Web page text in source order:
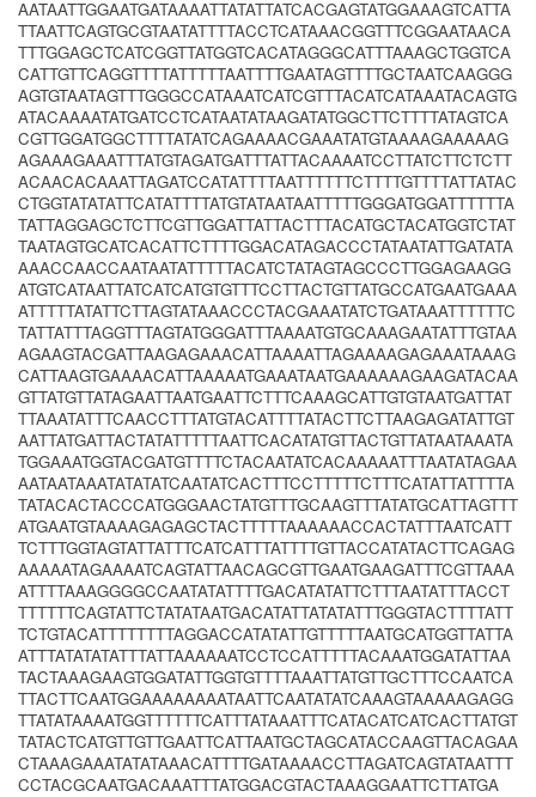
AATAATTGGAATGATAAAATTATATTATCACGAGTATGGAAAGTCATTA
TTAATTCAGTGCGTAATATTTTACCTCATAAACGGTTTCGGAATAACA
TTTGGAGCTCATCGGTTATGGTCACATAGGGCATTTAAAGCTGGTCA
CATTGTTCAGGTTTTATTTTTAATTTTGAATAGTTTTGCTAATCAAGGG
AGTGTAATAGTTTGGGCCATAAATCATCGTTTACATCATAAATACAGTG
ATACAAAATATGATCCTCATAATATAAGATATGGCTTCTTTTATAGTCA
CGTTGGATGGCTTTTATATCAGAAAACGAAATATGTAAAAGAAAAAG
AGAAAGAAATTTATGTAGATGATTTATTACAAAATCCTTATCTTCTCTT
ACAACACAAATTAGATCCATATTTTAATTTTTTCTTTTGTTTTATTATAC
CTGGTATATATTCATATTTTATGTATAATAATTTTTGGGATGGATTTTTTA
TATTAGGAGCTCTTCGTTGGATTATTACTTTACATGCTACATGGTCTAT
TAATAGTGCATCACATTCTTTTGGACATAGACCCTATAATATTGATATA
AAACCAACCAATAATATTTTTACATCTATAGTAGCCCTTGGAGAAGG
ATGTCATAATTATCATCATGTGTTTCCTTACTGTTATGCCATGAATGAAA
ATTTTTATATTCTTAGTATAAACCCTACGAAATATCTGATAAATTTTTTC
TATTATTTAGGTTTAGTATGGGATTTAAAATGTGCAAAGAATATTTGTAA
AGAAGTACGATTAAGAGAAACATTAAAATTAGAAAAGAGAAATAAAG
CATTAAGTGAAAACATTAAAAATGAAATAATGAAAAAAGAAGATACAA
GTTATGTTATAGAATTAATGAATTCTTTCAAAGCATTGTGTAATGATTAT
TTAAATATTTCAACCTTTATGTACATTTTATACTTCTTAAGAGATATTGT
AATTATGATTACTATATTTTTAATTCACATATGTTACTGTTATAATAAATA
TGGAAATGGTACGATGTTTTCTACAATATCACAAAAATTTAATATAGAA
AATAATAAATATATATCAATATCACTTTCCTTTTTCTTTCATATTATTTTA
TATACACTACCCATGGGAACTATGTTTGCAAGTTTATATGCATTAGTTT
ATGAATGTAAAAGAGAGCTACTTTTTAAAAAACCACTATTTAATCATT
TCTTTGGTAGTATTATTTCATCATTTATTTTGTTACCATATACTTCAGAG
AAAAATAGAAAATCAGTATTAACAGCGTTGAATGAAGATTTCGTTAAA
ATTTTAAAGGGGCCAATATATTTTGACATATATTCTTTAATATTTACCT
TTTTTTCAGTATTCTATATAATGACATATTATATATTTGGGTACTTTTATT
TCTGTACATTTTTTTTAGGACCATATATTGTTTTTAATGCATGGTTATTA
ATTTATATATATTTATTAAAAAATCCTCCATTTTTACAAATGGATATTAA
TACTAAAGAAGTGGATATTGGTGTTTTAAATTATGTTGCTTTCCAATCA
TTACTTCAATGGAAAAAAAATAATTCAATATATCAAAGTAAAAAGAGG
TTATATAAAATGGTTTTTTCATTTATAAATTTCATACATCATCACTTATGT
TATACTCATGTTGTTGAATTCATTAATGCTAGCATACCAAGTTACAGAA
CTAAAGAAATATATAAACATTTTGATAAAACCTTAGATCAGTATAATTT
CCTACGCAATGACAAATTTATGGACGTACTAAAGGAATTCTTATGA